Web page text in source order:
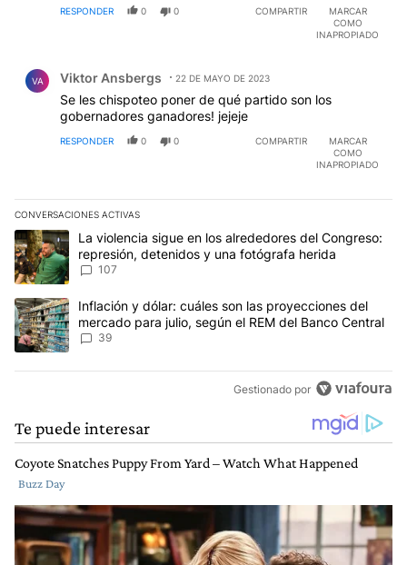
RESPONDER 0 0 COMPARTIR
MARCAR
COMO
INAPROPIADO
VA Viktor Ansbergs 22 DE MAYO DE 2023
Se les chispoteo poner de qué partido son los
gobernadores ganadores! jejeje
RESPONDER 0 0 COMPARTIR
MARCAR
COMO
INAPROPIADO
CONVERSACIONES ACTIVAS
Este listado muestra los artículos con más comentarios en los
Un artículo de tendencia con el título "La violencia sigue en los
La violencia sigue en los alrededores del Congreso:
represión, detenidos y una fotógrafa herida
107
Un artículo de tendencia con el título "Inflación y dólar: cuáles
Inflación y dólar: cuáles son las proyecciones del
mercado para julio, según el REM del Banco Central
39
Gestionado por